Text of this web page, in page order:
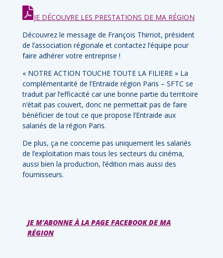
JE DÉCOUVRE LES PRESTATIONS DE MA RÉGION
Découvrez le message de François Thirriot, président
de l’association régionale et contactez l’équipe pour
faire adhérer votre entreprise !
« NOTRE ACTION TOUCHE TOUTE LA FILIERE » La
complémentarité de l’Entraide région Paris – SFTC se
traduit par l’efficacité car une bonne partie du territoire
n’était pas couvert, donc ne permettait pas de faire
bénéficier de tout ce que propose l’Entraide aux
salariés de la région Paris.
De plus, ça ne concerne pas uniquement les salariés
de l’exploitation mais tous les secteurs du cinéma,
aussi bien la production, l’édition mais aussi des
fournisseurs.
JE M’ABONNE À LA PAGE FACEBOOK DE MA
RÉGION